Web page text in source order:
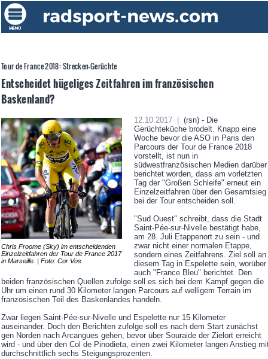
Tour de France 2018: Strecken-Gerüchte
Entscheidet hügeliges Zeitfahren im französischen
Baskenland?
Chris Froome (Sky) im entscheidenden
Einzelzeitfahren der Tour de France 2017
in Marseille. | Foto: Cor Vos
12.10.2017 |
(rsn) - Die
Gerüchteküche brodelt. Knapp eine
Woche bevor die ASO in Paris den
Parcours der Tour de France 2018
vorstellt, ist nun in
südwestfranzösischen Medien darüber
berichtet worden, dass am vorletzten
Tag der "Großen Schleife" erneut ein
Einzelzeitfahren über den Gesamtsieg
bei der Tour entscheiden soll.
"Sud Ouest" schreibt, dass die Stadt
Saint-Pée-sur-Nivelle bestätigt habe,
am 28. Juli Etappenort zu sein - und
zwar nicht einer normalen Etappe,
sondern eines Zeitfahrens. Ziel soll an
diesem Tag in Espelette sein, worüber
auch "France Bleu" berichtet. Den
beiden französischen Quellen zufolge soll es sich bei dem Kampf gegen die
Uhr um einen rund 30 Kilometer langen Parcours auf welligem Terrain im
französischen Teil des Baskenlandes handeln.
Zwar liegen Saint-Pée-sur-Nivelle und Espelette nur 15 Kilometer
auseinander. Doch den Berichten zufolge soll es nach dem Start zunächst
gen Norden nach Arcangues gehen, bevor über Souraide der Zielort erreicht
wird - und über den Col de Pinodieta, einen zwei Kilometer langen Anstieg
durchschnittlich sechs Steigungsprozenten.